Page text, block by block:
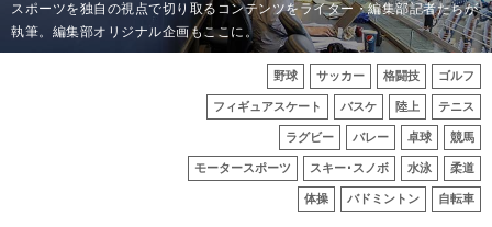
スポーツを独自の視点で切り取るコンテンツをライター・編集部記者たちが
執筆。編集部オリジナル企画もここに。
野球 サッカー 格闘技 ゴルフ
フィギュアスケート バスケ 陸上 テニス
ラグビー バレー 卓球 競馬
モータースポーツ スキー･スノボ 水泳 柔道
体操 バドミントン 自転車